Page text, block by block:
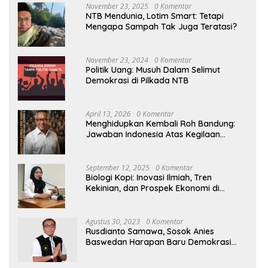
November 23, 2025 0 Komentar
NTB Mendunia, Lotim Smart: Tetapi
Mengapa Sampah Tak Juga Teratasi?
November 23, 2024 0 Komentar
Politik Uang: Musuh Dalam Selimut
Demokrasi di Pilkada NTB
April 13, 2026 0 Komentar
Menghidupkan Kembali Roh Bandung:
Jawaban Indonesia Atas Kegilaan
September 12, 2025 0 Komentar
Biologi Kopi: Inovasi Ilmiah, Tren
Kekinian, dan Prospek Ekonomi di
Agustus 30, 2023 0 Komentar
Rusdianto Samawa, Sosok Anies
Baswedan Harapan Baru Demokrasi